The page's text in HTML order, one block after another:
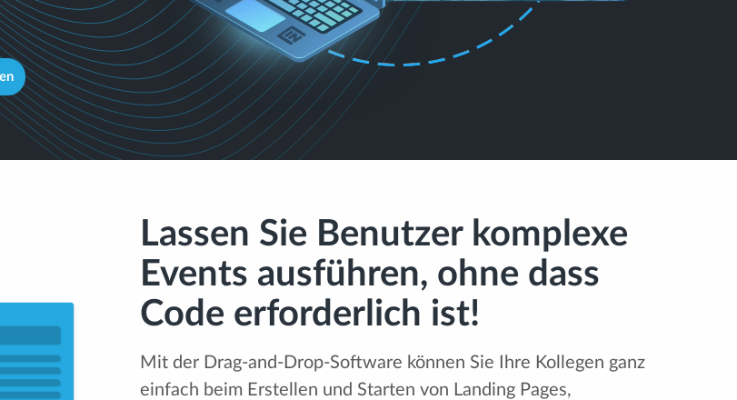
Lassen Sie Benutzer komplexe
Events ausführen, ohne dass
Code erforderlich ist!
Mit der Drag-and-Drop-Software können Sie Ihre Kollegen ganz
einfach beim Erstellen und Starten von Landing Pages,